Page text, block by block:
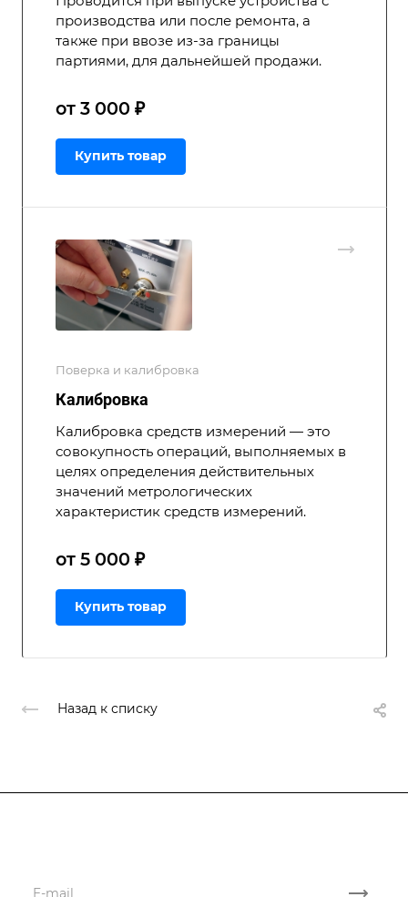
производства или после ремонта, а
также при ввозе из-за границы
партиями, для дальнейшей продажи.
от 3 000 ₽
Купить товар
Поверка и калибровка
Калибровка
Калибровка средств измерений — это
совокупность операций, выполняемых в
целях определения действительных
значений метрологических
характеристик средств измерений.
от 5 000 ₽
Купить товар
Назад к списку